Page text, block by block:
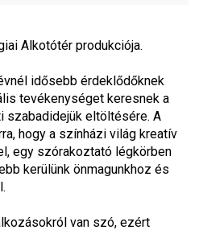
Alkotótér produkciója.
idősebb érdeklődőknek
tevékenységet keresnek a
szabadidejük eltöltésére. A
hogy a színházi világ kreatív
egy szórakoztató légkörben
kerülünk önmagunkhoz és
van szó, ezért